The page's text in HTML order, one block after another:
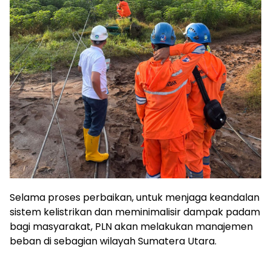
Selama proses perbaikan, untuk menjaga keandalan
sistem kelistrikan dan meminimalisir dampak padam
bagi masyarakat, PLN akan melakukan manajemen
beban di sebagian wilayah Sumatera Utara.